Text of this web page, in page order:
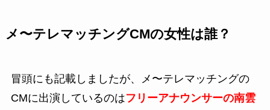
メ〜テレマッチングCMの女性は誰？
冒頭にも記載しましたが、メ〜テレマッチングの
CMに出演しているのはフリーアナウンサーの南雲